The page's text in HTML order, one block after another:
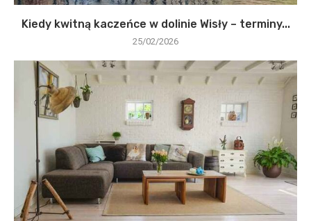
Kiedy kwitną kaczeńce w dolinie Wisły – terminy...
25/02/2026